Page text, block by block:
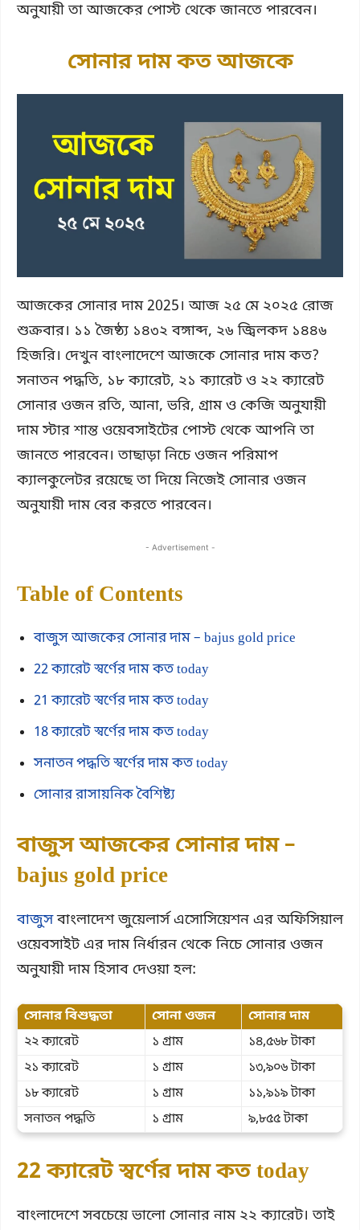
অনুযায়ী তা আজকের পোস্ট থেকে জানতে পারবেন।
সোনার দাম কত আজকে
আজকের সোনার দাম 2025। আজ ২৫ মে ২০২৫ রোজ
শুক্রবার। ১১ জৈষ্ঠ্য ১৪৩২ বঙ্গাব্দ, ২৬ জ্বিলকদ ১৪৪৬
হিজরি। দেখুন বাংলাদেশে আজকে সোনার দাম কত?
সনাতন পদ্ধতি, ১৮ ক্যারেট, ২১ ক্যারেট ও ২২ ক্যারেট
সোনার ওজন রতি, আনা, ভরি, গ্রাম ও কেজি অনুযায়ী
দাম স্টার শান্ত ওয়েবসাইটের পোস্ট থেকে আপনি তা
জানতে পারবেন। তাছাড়া নিচে ওজন পরিমাপ
ক্যালকুলেটর রয়েছে তা দিয়ে নিজেই সোনার ওজন
অনুযায়ী দাম বের করতে পারবেন।
- Advertisement -
Table of Contents
বাজুস আজকের সোনার দাম – bajus gold price
22 ক্যারেট স্বর্ণের দাম কত today
21 ক্যারেট স্বর্ণের দাম কত today
18 ক্যারেট স্বর্ণের দাম কত today
সনাতন পদ্ধতি স্বর্ণের দাম কত today
সোনার রাসায়নিক বৈশিষ্ট্য
বাজুস আজকের সোনার দাম –
bajus gold price
বাজুসবাংলাদেশ জুয়েলার্স এসোসিয়েশন এর অফিসিয়াল
ওয়েবসাইট এর দাম নির্ধারন থেকে নিচে সোনার ওজন
অনুযায়ী দাম হিসাব দেওয়া হল:
সোনার বিশুদ্ধতা সোনা ওজন
সোনার দাম
২২ ক্যারেট
১ গ্রাম
১৪,৫৬৮ টাকা
২১ ক্যারেট
১ গ্রাম
১৩,৯০৬ টাকা
১৮ ক্যারেট
১ গ্রাম
১১,৯১৯ টাকা
সনাতন পদ্ধতি
১ গ্রাম ৯,৮৫৫ টাকা
22 ক্যারেট স্বর্ণের দাম কত today
বাংলাদেশে সবচেয়ে ভালো সোনার নাম ২২ ক্যারেট। তাই